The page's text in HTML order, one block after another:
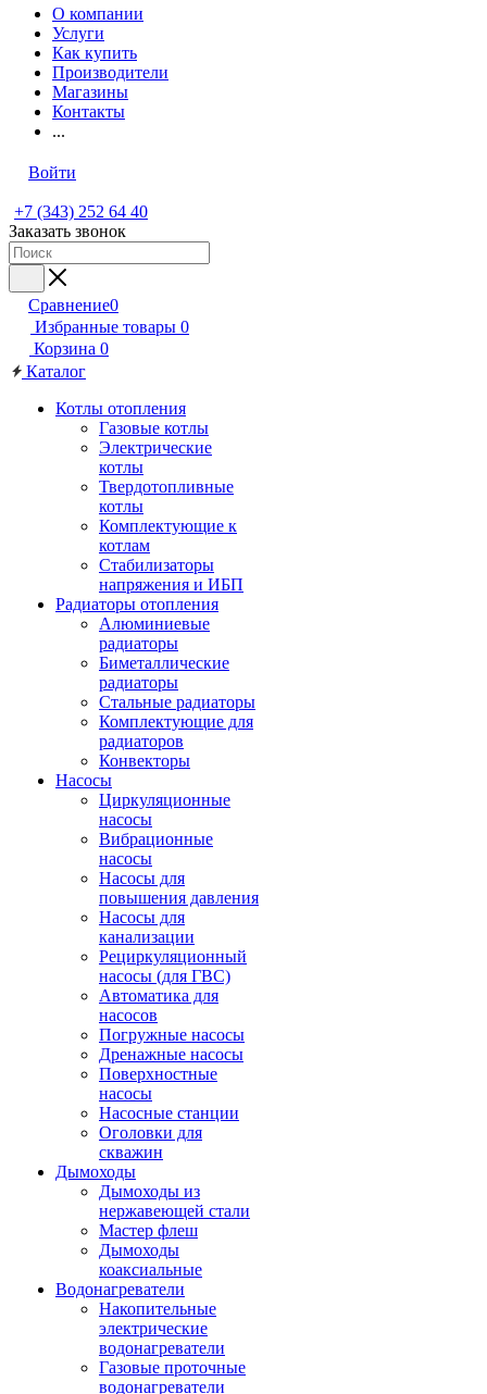
О компании
Услуги
Как купить
Производители
Магазины
Контакты
...
Войти
+7 (343) 252 64 40
Заказать звонок
Сравнение0
Избранные товары 0
Корзина 0
Каталог
Котлы отопления
Газовые котлы
Электрические
котлы
Твердотопливные
котлы
Комплектующие к
котлам
Стабилизаторы
напряжения и ИБП
Радиаторы отопления
Алюминиевые
радиаторы
Биметаллические
радиаторы
Стальные радиаторы
Комплектующие для
радиаторов
Конвекторы
Насосы
Циркуляционные
насосы
Вибрационные
насосы
Насосы для
повышения давления
Насосы для
канализации
Рециркуляционный
насосы (для ГВС)
Автоматика для
насосов
Погружные насосы
Дренажные насосы
Поверхностные
насосы
Насосные станции
Оголовки для
скважин
Дымоходы
Дымоходы из
нержавеющей стали
Мастер флеш
Дымоходы
коаксиальные
Водонагреватели
Накопительные
электрические
водонагреватели
Газовые проточные
водонагреватели